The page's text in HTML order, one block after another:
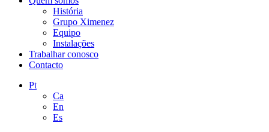
História
Grupo Ximenez
Equipo
Instalações
Trabalhar conosco
Contacto
Pt
Ca
En
Es